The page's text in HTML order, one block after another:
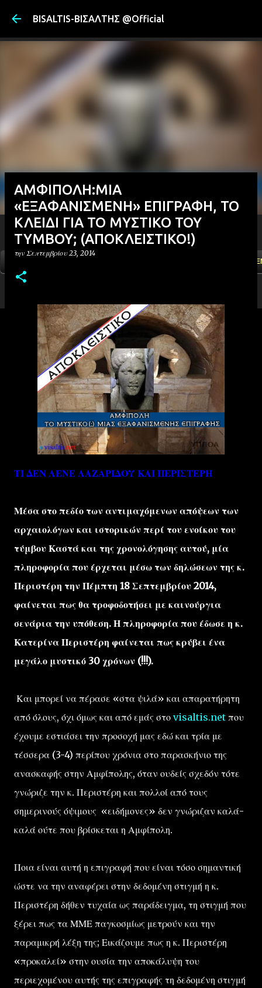
BISALTIS-ΒΙΣΑΛΤΗΣ @Official
ΑΜΦΙΠΟΛΗ:ΜΙΑ
«ΕΞΑΦΑΝΙΣΜΕΝΗ» ΕΠΙΓΡΑΦΗ, ΤΟ
ΚΛΕΙΔΙ ΓΙΑ ΤΟ ΜΥΣΤΙΚΟ ΤΟΥ
ΤΥΜΒΟΥ; (ΑΠΟΚΛΕΙΣΤΙΚΟ!)
την Σεπτεμβρίου 23, 2014
ΤΙ ΔΕΝ ΛΕΝΕ ΛΑΖΑΡΙΔΟΥ ΚΑΙ ΠΕΡΙΣΤΕΡΗ
Μέσα στο πεδίο των αντιμαχόμενων απόψεων των
αρχαιολόγων και ιστορικών περί του ενοίκου του
τύμβου Καστά και της χρονολόγησης αυτού, μία
πληροφορία που έρχεται μέσω των δηλώσεων της κ.
Περιστέρη την Πέμπτη 18 Σεπτεμβρίου 2014,
φαίνεται πως θα τροφοδοτήσει με καινούργια
σενάρια την υπόθεση. Η πληροφορία που έδωσε η κ.
Κατερίνα Περιστέρη φαίνεται πως κρύβει ένα
μεγάλο μυστικό 30 χρόνων (!!!).
Και μπορεί να πέρασε «στα ψιλά» και απαρατήρητη
από όλους, όχι όμως και από εμάς στο visaltis.net που
έχουμε εστιάσει την προσοχή μας εδώ και τρία με
τέσσερα (3-4) περίπου χρόνια στο παρασκήνιο της
ανασκαφής στην Αμφίπολης, όταν ουδείς σχεδόν τότε
γνώριζε την κ. Περιστέρη και πολλοί από τους
σημερινούς όψιμους «ειδήμονες» δεν γνώριζαν καλά-
καλά ούτε που βρίσκεται η Αμφίπολη.
Ποια είναι αυτή η επιγραφή που είναι τόσο σημαντική
ώστε να την αναφέρει στην δεδομένη στιγμή η κ.
Περιστέρη δήθεν τυχαία ως παράδειγμα, τη στιγμή που
ξέρει πως τα ΜΜΕ παγκοσμίως μετρούν και την
παραμικρή λέξη της; Εικάζουμε πως η κ. Περιστέρη
«προκαλεί» στην ουσία την αποκάλυψη του
περιεχομένου αυτής της επιγραφής τη δεδομένη στιγμή